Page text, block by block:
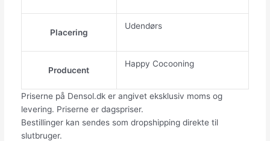
Placering
Udendørs
Producent
Happy Cocooning
Priserne på Densol.dk er angivet eksklusiv moms og
levering. Priserne er dagspriser.
Bestillinger kan sendes som dropshipping direkte til
slutbruger.